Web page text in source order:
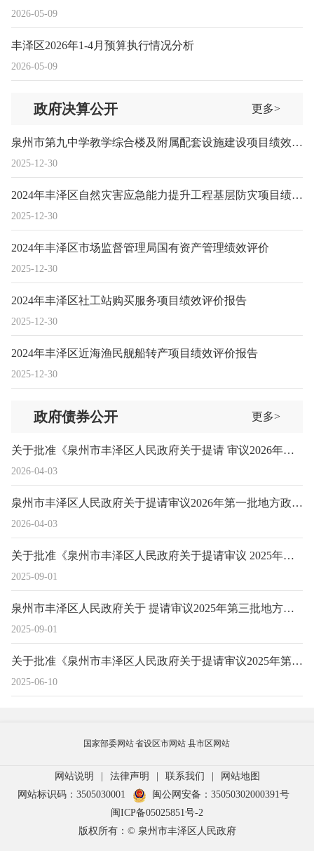
2026-05-09
2026-05-09
丰泽区2026年1-4月预算执行情况分析
政府决算公开 更多>
2025-12-30
泉州市第九中学教学综合楼及附属配套设施建设项目绩效评价报告
2025-12-30
2024年丰泽区自然灾害应急能力提升工程基层防灾项目绩效评价报告
2025-12-30
2024年丰泽区市场监督管理局国有资产管理绩效评价
2025-12-30
2024年丰泽区社工站购买服务项目绩效评价报告
2025-12-30
2024年丰泽区近海渔民舰船转产项目绩效评价报告
政府债券公开 更多>
2026-04-03
关于批准《泉州市丰泽区人民政府关于提请 审议2026年第一批地方政府债券转贷收支 及预算调整方案的议案》的决议
2026-04-03
泉州市丰泽区人民政府关于提请审议2026年第一批地方政府债券转贷收支及预算调整方案的议案
2025-09-01
关于批准《泉州市丰泽区人民政府关于提请审议 2025年第三批地方政府债券转贷收支 及预算调整方案的议案》的决议
2025-09-01
泉州市丰泽区人民政府关于 提请审议2025年第三批地方政府债券转贷 收支及预算调整方案的议案
2025-06-10
关于批准《泉州市丰泽区人民政府关于提请审议2025年第二批地方政府债券转贷收支及调整预算方案的议案》的决议
国家部委网站省设区市网站 县市区网站
网站说明 | 法律声明 | 联系我们 |
网站地图
网站标识码：3505030001
闽公网安备：35050302000391号
闽ICP备05025851号-2
版权所有：© 泉州市丰泽区人民政府